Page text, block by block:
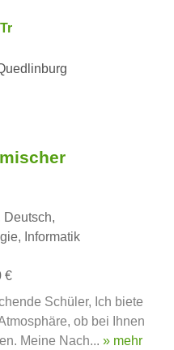
Deutsch,
Informatik
€
Schüler, Ich biete
ob bei Ihnen
Meine Nach... » mehr